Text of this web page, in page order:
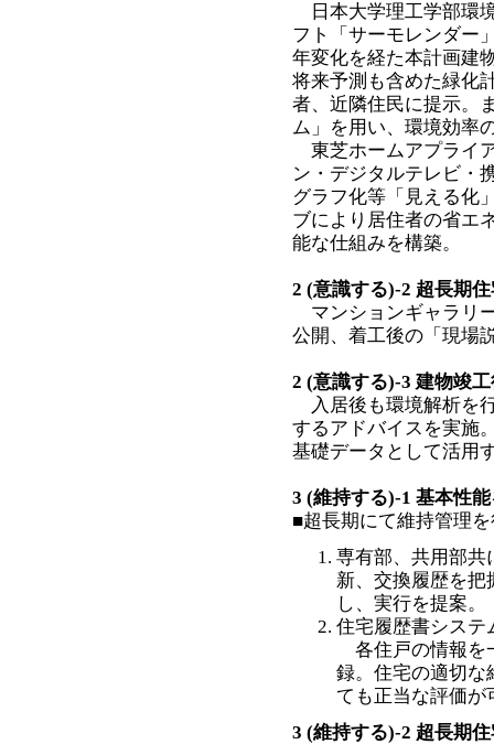
日本大学理工学部環
フト「サーモレンダー
年変化を経た本計画建
将来予測も含めた緑化
者、近隣住民に提示。
ム」を用い、環境効率
東芝ホームアプライ
ン・デジタルテレビ・
グラフ化等「見える化
ブにより居住者の省エ
能な仕組みを構築。
2 (意識する)-2 超長期
マンションギャラリ
公開、着工後の「現場
2 (意識する)-3 建物竣
入居後も環境解析を
するアドバイスを実施
基礎データとして活用
3 (維持する)-1 基本性
■超長期にて維持管理
専有部、共用部共
新、交換履歴を把
し、実行を提案。
住宅履歴書システ
各住戸の情報を
録。住宅の適切な
ても正当な評価が
3 (維持する)-2 超長期